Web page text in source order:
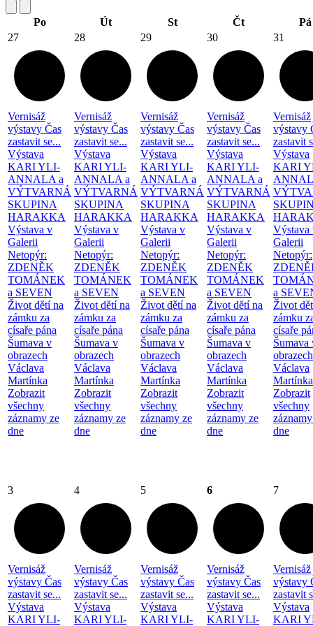
Po Út St Čt
Pá
27
Vernisáž
výstavy Čas
zastavit se...
Výstava
KARI YLI-
ANNALA a
VÝTVARNÁ
SKUPINA
HARAKKA
Výstava v
Galerii
Netopýr:
ZDENĚK
TOMÁNEK
a SEVEN
Život dětí na
zámku za
císaře pána
Šumava v
obrazech
Václava
Martínka
Zobrazit
všechny
záznamy ze
dne
28
Vernisáž
výstavy Čas
zastavit se...
Výstava
KARI YLI-
ANNALA a
VÝTVARNÁ
SKUPINA
HARAKKA
Výstava v
Galerii
Netopýr:
ZDENĚK
TOMÁNEK
a SEVEN
Život dětí na
zámku za
císaře pána
Šumava v
obrazech
Václava
Martínka
Zobrazit
všechny
záznamy ze
dne
29
Vernisáž
výstavy Čas
zastavit se...
Výstava
KARI YLI-
ANNALA a
VÝTVARNÁ
SKUPINA
HARAKKA
Výstava v
Galerii
Netopýr:
ZDENĚK
TOMÁNEK
a SEVEN
Život dětí na
zámku za
císaře pána
Šumava v
obrazech
Václava
Martínka
Zobrazit
všechny
záznamy ze
dne
30
Vernisáž
výstavy Čas
zastavit se...
Výstava
KARI YLI-
ANNALA a
VÝTVARNÁ
SKUPINA
HARAKKA
Výstava v
Galerii
Netopýr:
ZDENĚK
TOMÁNEK
a SEVEN
Život dětí na
zámku za
císaře pána
Šumava v
obrazech
Václava
Martínka
Zobrazit
všechny
záznamy ze
dne
31
Vernisáž
výstavy
zastavit
Výstava
KARI
Výstava
Galerii
Netopýr:
a
Život
zámku
císaře
Šumava
obrazech
Václava
Martínka
Zobrazit
všechny
dne
3
Vernisáž
výstavy Čas
zastavit se...
Výstava
KARI YLI-
4
Vernisáž
výstavy Čas
zastavit se...
Výstava
KARI YLI-
5
Vernisáž
výstavy Čas
zastavit se...
Výstava
KARI YLI-
6
Vernisáž
výstavy Čas
zastavit se...
Výstava
KARI YLI-
7
Vernisáž
výstavy
zastavit
Výstava
KARI